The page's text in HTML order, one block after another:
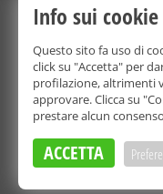
La riproduzione totale
forma, su
Balarm.it è una testata
Tribunale di
Direttore
Info sui cookie
Questo sito fa uso di
click su "Accetta" per
profilazione, altrimenti
approvare. Clicca su
prestare alcun
ACCETTA